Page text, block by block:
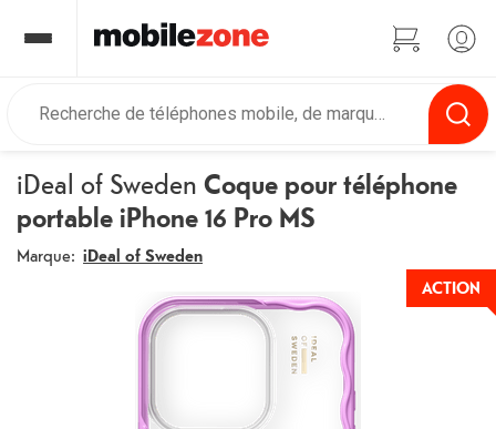
iDeal of Sweden Coque pour téléphone
portable iPhone 16 Pro MS
Marque: iDeal of Sweden
ACTION